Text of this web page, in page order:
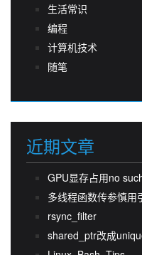
生活常识
编程
计算机技术
随笔
近期文章
GPU显存占用no
多线程函数传参慎用
rsync_filter
shared_ptr改成